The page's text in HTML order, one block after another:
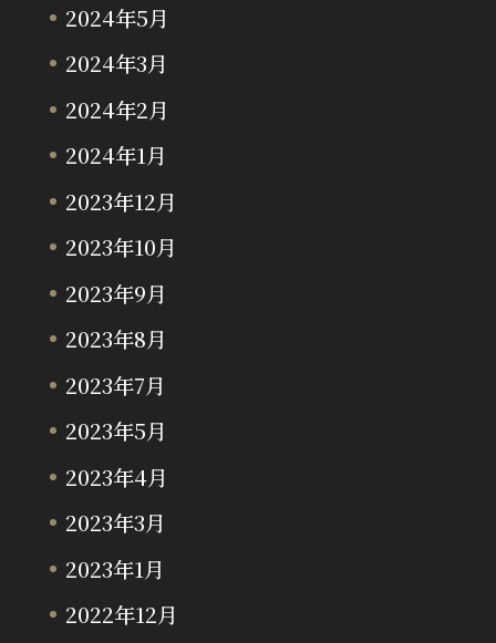
2024年5月
2024年3月
2024年2月
2024年1月
2023年12月
2023年10月
2023年9月
2023年8月
2023年7月
2023年5月
2023年4月
2023年3月
2023年1月
2022年12月